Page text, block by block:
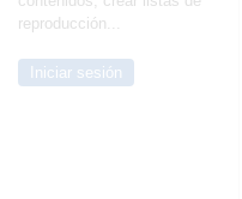
reproducción...
Iniciar sesión